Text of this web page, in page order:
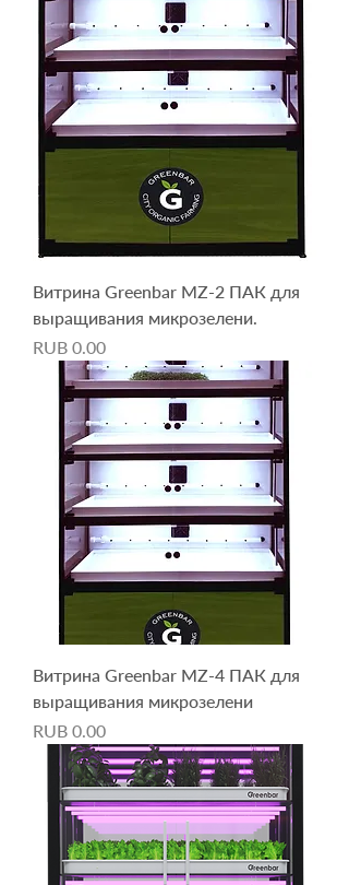
Витрина Greenbar MZ-2 ПАК для
выращивания микрозелени.
Price
RUB 0.00
Витрина Greenbar MZ-4 ПАК для
выращивания микрозелени
Price
RUB 0.00